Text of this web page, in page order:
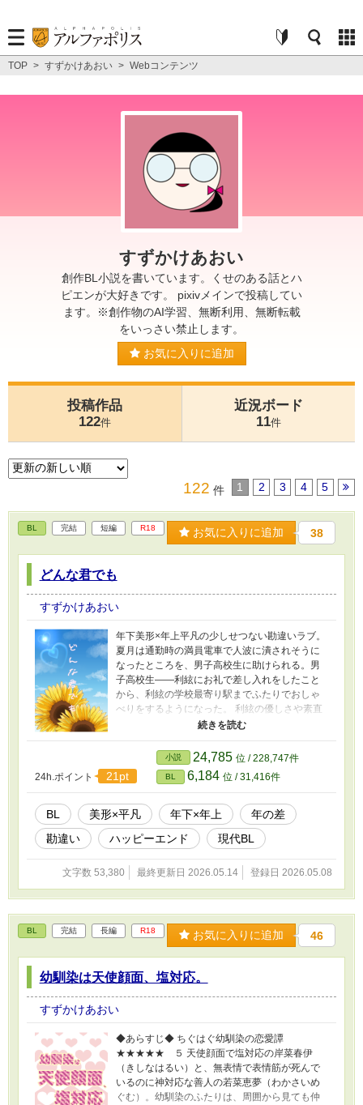
TOP > すずかけあおい > Webコンテンツ
すずかけあおい
創作BL小説を書いています。くせのある話とハ
ピエンが大好きです。 pixivメインで投稿してい
ます。※創作物のAI学習、無断利用、無断転載
をいっさい禁止します。
お気に入りに追加
投稿作品
122件
近況ボード
11件
122 件 1 2 3 4 5
BL 完結 短編 R18 お気に入りに追加 38
どんな君でも
すずかけあおい
年下美形×年上平凡の少しせつない勘違いラブ。
夏月は通勤時の満員電車で人波に潰されそうに
なったところを、男子高校生に助けられる。男
子高校生――利絃にお礼で差し入れをしたこと
から、利絃の学校最寄り駅までふたりでおしゃ
べりをするようになった。 利絃の優しさや素直
さに触れるたび惹かれる夏月。過去の傷に心を
縛られながらも、利絃への好意は徐々にたしか
な恋になっていく。 絶対に秘めておくつもりだ
った恋心。でも、夏月は秘めた気持ちを意図せ
ず口にしてしまい――。 のんびりした話を目指
しました。本文約53,000字です。 ◇性描写を含
む後半ページには＊をつけています。 ◇外部サ
イトでも同作品を投稿しています。
24h.ポイント 21pt
小説 24,785 位 / 228,747件
BL 6,184 位 / 31,416件
BL 美形×平凡 年下×年上
年の差
勘違い
ハッピーエンド 現代BL
文字数 53,380 最終更新日 2026.05.14 登録日 2026.05.08
BL 完結 長編 R18 お気に入りに追加 46
幼馴染は天使顔面、塩対応。
すずかけあおい
◆あらすじ◆ ちぐはぐ幼馴染の恋愛譚
★★★★★ ５ 天使顔面で塩対応の岸菜春伊
（きしなはるい）と、無表情で表情筋が死んで
いるのに神対応な善人の若菜恵夢（わかさいめ
ぐむ）。幼馴染のふたりは、周囲から見ても仲